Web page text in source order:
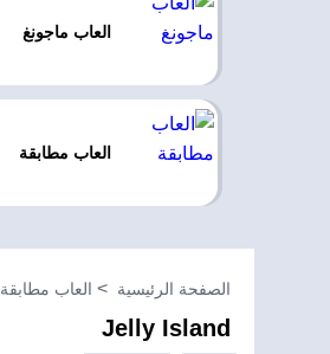
العاب ماجونغ
العاب مطابقة
الصفحة الرئيسية العاب مطابقة
Jelly Island